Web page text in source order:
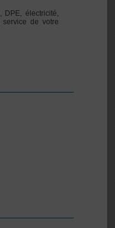
DPE, électricité,
service de votre